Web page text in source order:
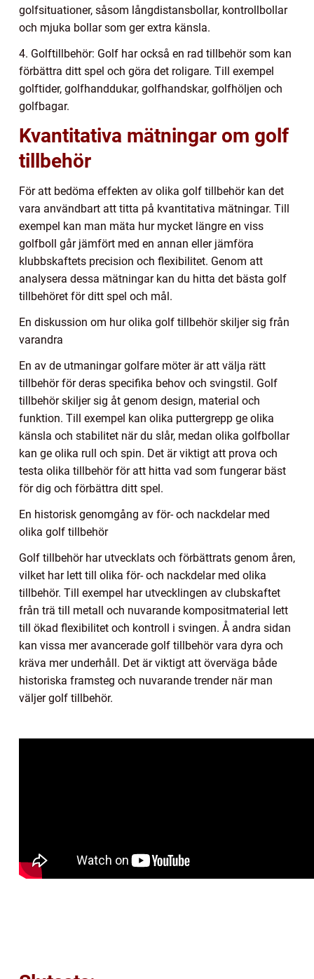
golfsituationer, såsom långdistansbollar, kontrollbollar
och mjuka bollar som ger extra känsla.
4. Golftillbehör: Golf har också en rad tillbehör som kan
förbättra ditt spel och göra det roligare. Till exempel
golftider, golfhanddukar, golfhandskar, golfhöljen och
golfbagar.
Kvantitativa mätningar om golf
tillbehör
För att bedöma effekten av olika golf tillbehör kan det
vara användbart att titta på kvantitativa mätningar. Till
exempel kan man mäta hur mycket längre en viss
golfboll går jämfört med en annan eller jämföra
klubbskaftets precision och flexibilitet. Genom att
analysera dessa mätningar kan du hitta det bästa golf
tillbehöret för ditt spel och mål.
En diskussion om hur olika golf tillbehör skiljer sig från
varandra
En av de utmaningar golfare möter är att välja rätt
tillbehör för deras specifika behov och svingstil. Golf
tillbehör skiljer sig åt genom design, material och
funktion. Till exempel kan olika puttergrepp ge olika
känsla och stabilitet när du slår, medan olika golfbollar
kan ge olika rull och spin. Det är viktigt att prova och
testa olika tillbehör för att hitta vad som fungerar bäst
för dig och förbättra ditt spel.
En historisk genomgång av för- och nackdelar med
olika golf tillbehör
Golf tillbehör har utvecklats och förbättrats genom åren,
vilket har lett till olika för- och nackdelar med olika
tillbehör. Till exempel har utvecklingen av clubskaftet
från trä till metall och nuvarande kompositmaterial lett
till ökad flexibilitet och kontroll i svingen. Å andra sidan
kan vissa mer avancerade golf tillbehör vara dyra och
kräva mer underhåll. Det är viktigt att överväga både
historiska framsteg och nuvarande trender när man
väljer golf tillbehör.